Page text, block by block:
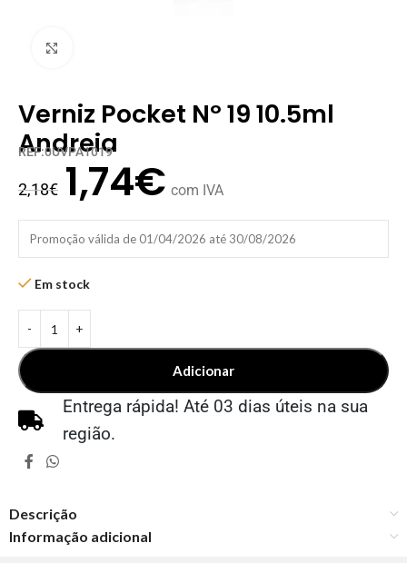
Verniz Pocket Nº 19 10.5ml
Andreia
REF:0UVPA1019
2,18€ 1,74€ com IVA
Promoção válida de 01/04/2026 até 30/08/2026
Em stock
Adicionar
Entrega rápida! Até 03 dias úteis na sua
região.
Descrição
Informação adicional